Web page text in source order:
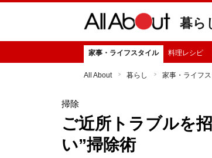
暮ら
家事・ライフスタイル 料理レシピ
All About 暮らし 家事・ライフ
掃除
ご近所トラブルを
い”掃除術